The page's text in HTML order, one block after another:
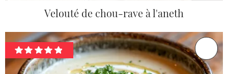
Velouté de chou-rave à l'aneth